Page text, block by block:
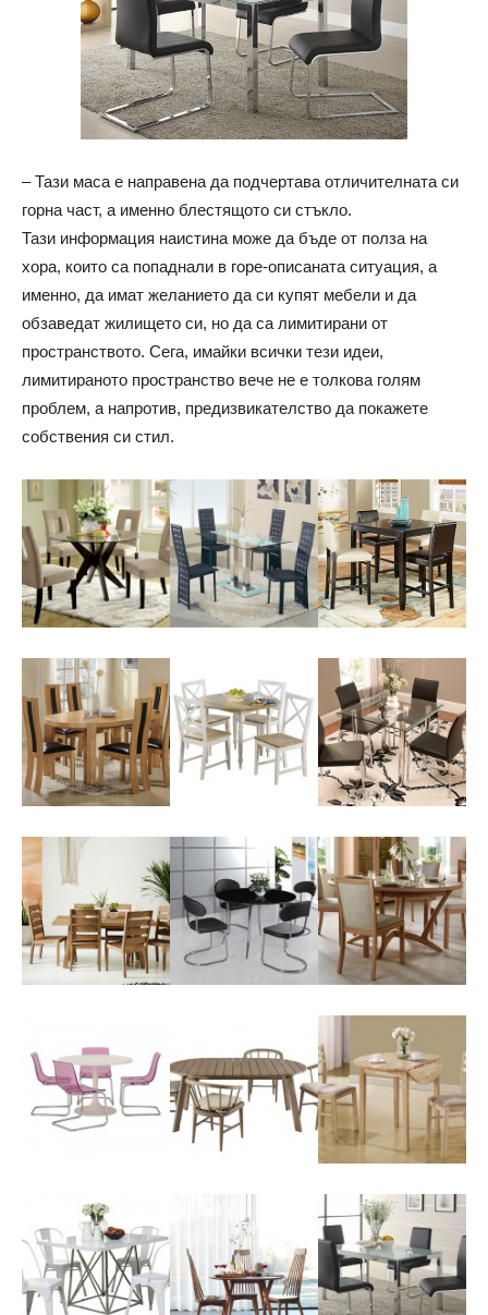
– Тази маса е направена да подчертава отличителната си
горна част, а именно блестящото си стъкло.
Тази информация наистина може да бъде от полза на
хора, които са попаднали в горе-описаната ситуация, а
именно, да имат желанието да си купят мебели и да
обзаведат жилището си, но да са лимитирани от
пространството. Сега, имайки всички тези идеи,
лимитираното пространство вече не е толкова голям
проблем, а напротив, предизвикателство да покажете
собствения си стил.